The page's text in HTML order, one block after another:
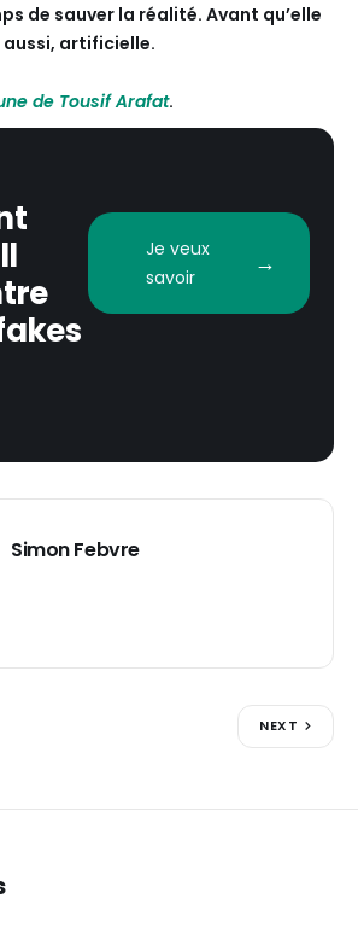
de sauver la réalité. Avant qu’elle
aussi, artificielle.
de Tousif Arafat.
Je veux
savoir
Simon Febvre
NEXT